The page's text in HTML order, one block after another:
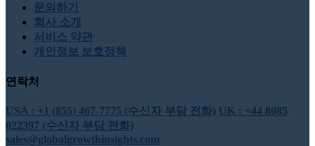
문의하기
회사 소개
서비스 약관
개인정보 보호정책
연락처
USA : +1 (855) 467-7775 (수신자 부담 전화) UK : +44 8085
022397 (수신자 부담 전화)
sales@globalgrowthinsights.com